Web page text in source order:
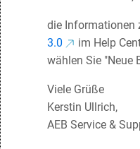
die Informationen
3.0
im Help
wählen Sie "Neue
Viele Grüße
Kerstin Ullrich,
AEB Service &